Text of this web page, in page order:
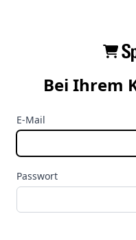
Bei Ihrem
E-Mail
Passwort